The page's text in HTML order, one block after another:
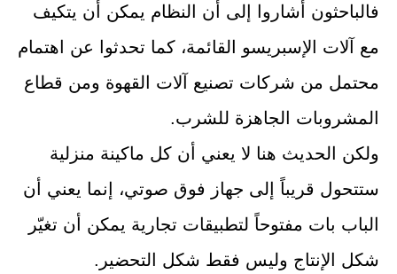
فالباحثون أشاروا إلى أن النظام يمكن أن يتكيف
مع آلات الإسبريسو القائمة، كما تحدثوا عن اهتمام
محتمل من شركات تصنيع آلات القهوة ومن قطاع
المشروبات الجاهزة للشرب.
ولكن الحديث هنا لا يعني أن كل ماكينة منزلية
ستتحول قريباً إلى جهاز فوق صوتي، إنما يعني أن
الباب بات مفتوحاً لتطبيقات تجارية يمكن أن تغيّر
شكل الإنتاج وليس فقط شكل التحضير.